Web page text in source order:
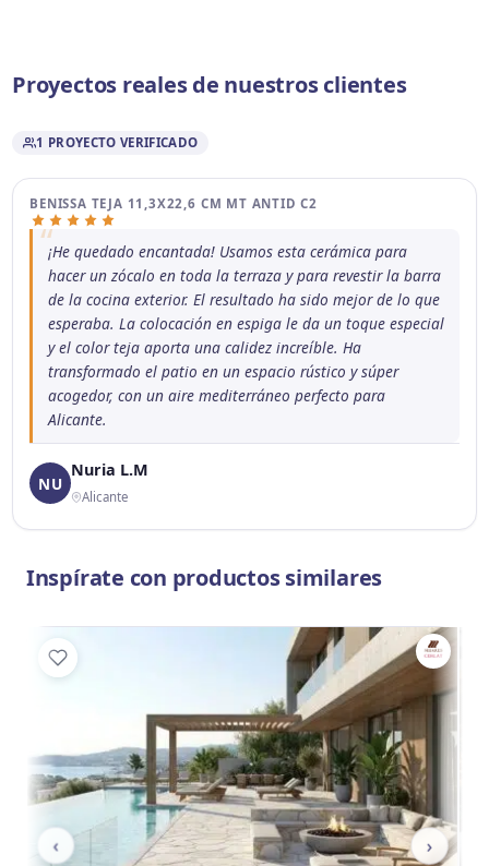
Proyectos reales de nuestros clientes
1 PROYECTO VERIFICADO
›
BENISSA TEJA 11,3X22,6 CM MT ANTID C2
¡He quedado encantada! Usamos esta cerámica para
hacer un zócalo en toda la terraza y para revestir la barra
de la cocina exterior. El resultado ha sido mejor de lo que
esperaba. La colocación en espiga le da un toque especial
y el color teja aporta una calidez increíble. Ha
transformado el patio en un espacio rústico y súper
acogedor, con un aire mediterráneo perfecto para
Alicante.
NU
Nuria L.M
Alicante
Inspírate con productos similares
‹ ›